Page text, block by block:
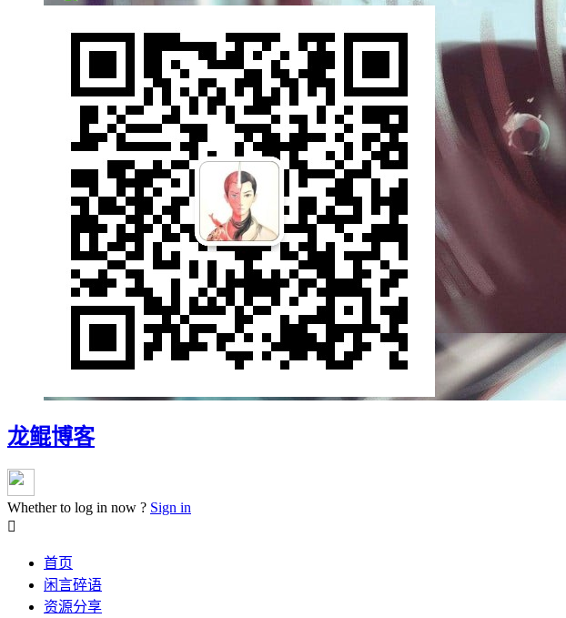
龙鲲博客
Whether to log in now ? Sign in

首页
闲言碎语
资源分享